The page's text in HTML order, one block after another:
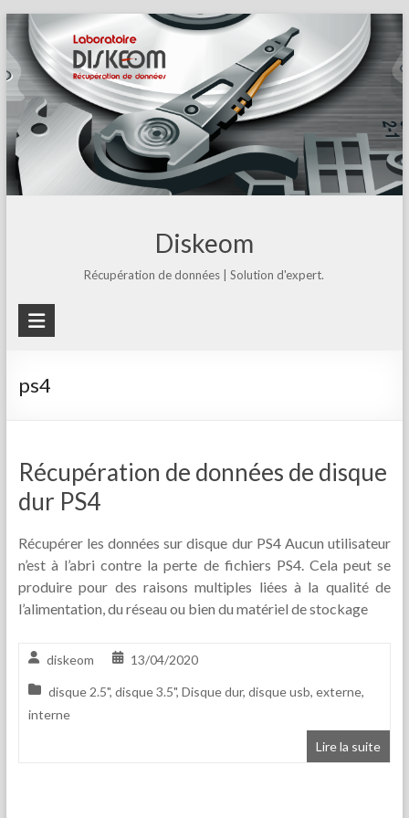
Skip
to
content
Diskeom
Récupération de données | Solution d'expert.
ps4
Récupération de données de disque
dur PS4
Récupérer les données sur disque dur PS4 Aucun utilisateur
n’est à l’abri contre la perte de fichiers PS4. Cela peut se
produire pour des raisons multiples liées à la qualité de
l’alimentation, du réseau ou bien du matériel de stockage
diskeom 13/04/2020
disque 2.5", disque 3.5", Disque dur, disque usb, externe,
interne
Lire la suite